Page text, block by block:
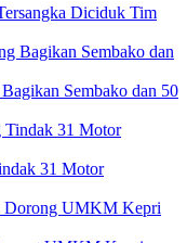
Diciduk Tim
Sembako dan 50
31 Motor